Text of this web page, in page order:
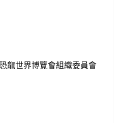
龍世界博覽會組織委員會